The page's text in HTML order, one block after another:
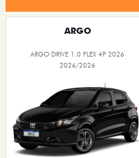
ARGO
ARGO DRIVE 1.0 FLEX 4P 2026
2026/2026